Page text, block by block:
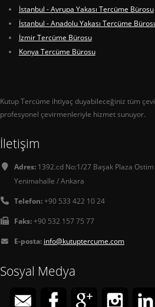
İstanbul - Avrupa Yakası Tercüme Bürosu
İstanbul - Anadolu Yakası Tercüme
İzmir Tercüme Bürosu
Konya Tercüme Bürosu
Kutup Tercüme ihtiyaç duyabileceğiniz tüm
profesyonel çevirmenleriyle hizmet sunuyor.
İletişim
Adres: 1392.cd No:1/27 Başak Plaza
Yenimahalle / Ankara
Telefon:+90 533 422 10 24
Faks:+90 532 157 75 77
E-posta: info@kutuptercume.com
Sosyal Medya